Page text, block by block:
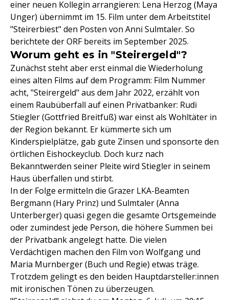
einer neuen Kollegin arrangieren: Lena Herzog (Maya
Unger) übernimmt im 15. Film unter dem Arbeitstitel
"Steirerbiest" den Posten von Anni Sulmtaler. So
berichtete der ORF bereits im September 2025.
Worum geht es in "Steirergeld"?
Zunächst steht aber erst einmal die Wiederholung
eines alten Films auf dem Programm: Film Nummer
acht, "Steirergeld" aus dem Jahr 2022, erzählt von
einem Raubüberfall auf einen Privatbanker: Rudi
Stiegler (Gottfried Breitfuß) war einst als Wohltäter in
der Region bekannt. Er kümmerte sich um
Kinderspielplätze, gab gute Zinsen und sponsorte den
örtlichen Eishockeyclub. Doch kurz nach
Bekanntwerden seiner Pleite wird Stiegler in seinem
Haus überfallen und stirbt.
In der Folge ermitteln die Grazer LKA-Beamten
Bergmann (Hary Prinz) und Sulmtaler (Anna
Unterberger) quasi gegen die gesamte Ortsgemeinde
oder zumindest jede Person, die höhere Summen bei
der Privatbank angelegt hatte. Die vielen
Verdächtigen machen den Film von Wolfgang und
Maria Murnberger (Buch und Regie) etwas träge.
Trotzdem gelingt es den beiden Hauptdarsteller:innen
mit ironischen Tönen zu überzeugen.